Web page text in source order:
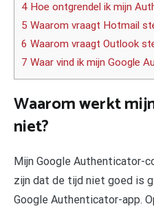
4 Hoe ontgrendel ik mijn
5 Waarom vraagt Hotmail
6 Waarom vraagt Outlook
7 Waar vind ik mijn Google
Waarom werkt
niet?
Mijn Google Authenticator-
zijn dat de tijd niet goed is
Google Authenticator-app.